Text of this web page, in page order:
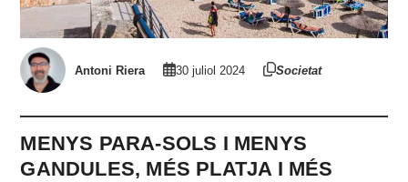
Antoni Riera 30 juliol 2024 Societat
MENYS PARA-SOLS I MENYS
GANDULES, MÉS PLATJA I MÉS